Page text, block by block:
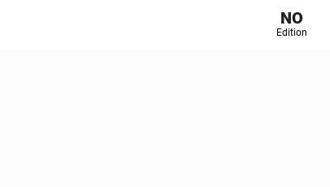
NO
Edition